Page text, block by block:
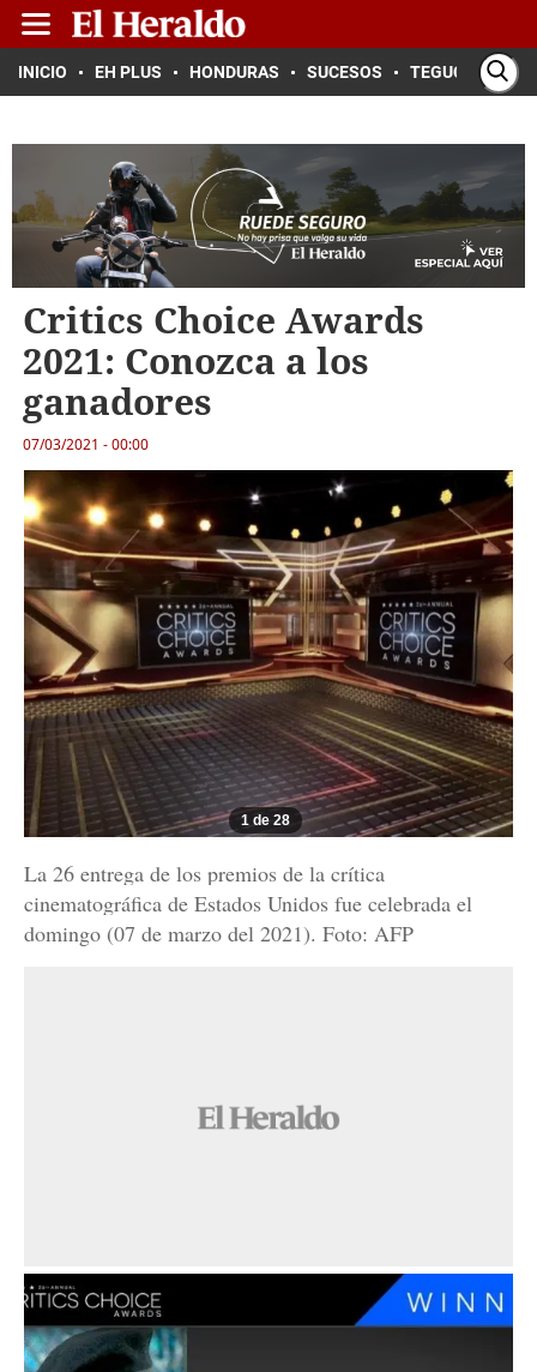
INICIO EH PLUS HONDURAS SUCESOS TEGUCIGALPA
Critics Choice Awards
2021: Conozca a los
ganadores
07/03/2021 - 00:00
1 de 28
La 26 entrega de los premios de la crítica
cinematográfica de Estados Unidos fue celebrada el
domingo (07 de marzo del 2021). Foto: AFP